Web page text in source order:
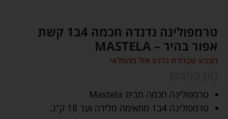
טרמפולינה נדנדה חכמה 4ב1 קשת
אפור בהיר – MASTELA
הצבע שבחרת כרגע אזל מהמלאי
טרמפולינה חכמה מבית Mastela
טרמפולינה 4ב1 מתאימה מלידה ועד 18 ק"ג.